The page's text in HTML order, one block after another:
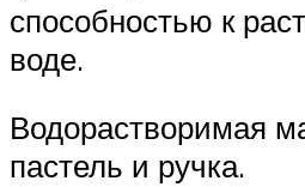
способностью к
воде.
Водорастворимая
пастель и ручка.